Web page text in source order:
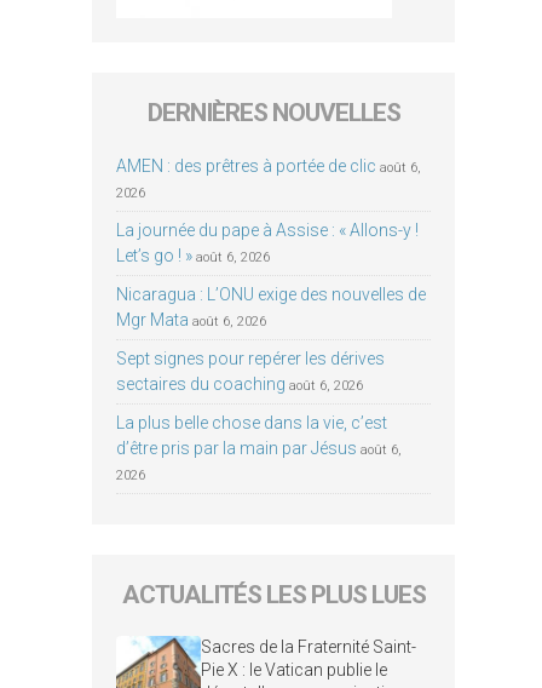
DERNIÈRES NOUVELLES
AMEN : des prêtres à portée de clic août 6,
2026
La journée du pape à Assise : « Allons-y !
Let’s go ! » août 6, 2026
Nicaragua : L’ONU exige des nouvelles de
Mgr Mata août 6, 2026
Sept signes pour repérer les dérives
sectaires du coaching août 6, 2026
La plus belle chose dans la vie, c’est
d’être pris par la main par Jésus août 6,
2026
ACTUALITÉS LES PLUS LUES
Sacres de la Fraternité Saint-
Pie X : le Vatican publie le